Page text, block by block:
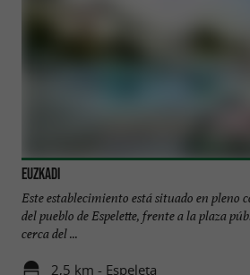
Euzkadi
Este establecimiento está situado en pleno
del pueblo de Espelette, frente a la plaza
cerca del ...
2,5 km - Espeleta